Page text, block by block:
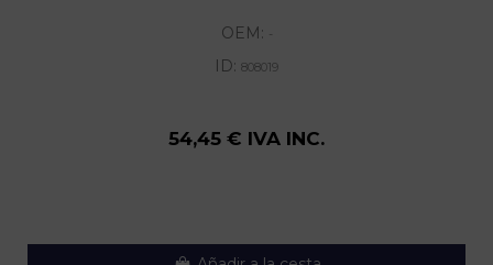
OEM: -
ID: 808019
54,45 € IVA INC.